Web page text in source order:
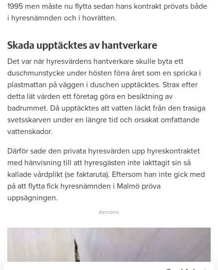
1995 men måste nu flytta sedan hans kontrakt prövats både
i hyresnämnden och i hovrätten.
Skada upptäcktes av hantverkare
Det var när hyresvärdens hantverkare skulle byta ett
duschmunstycke under hösten förra året som en spricka i
plastmattan på väggen i duschen upptäcktes. Strax efter
detta lät värden ett företag göra en besiktning av
badrummet. Då upptäcktes att vatten läckt från den trasiga
svetsskarven under en längre tid och orsakat omfattande
vattenskador.
Därför sade den privata hyresvärden upp hyreskontraktet
med hänvisning till att hyresgästen inte iakttagit sin så
kallade vårdplikt (se faktaruta). Eftersom han inte gick med
på att flytta fick hyresnämnden i Malmö pröva
uppsägningen.